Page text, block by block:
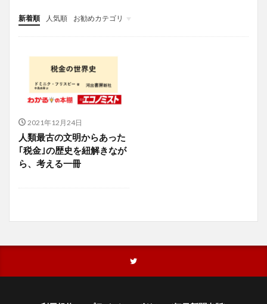
新着順 人気順
お勧めカテゴリ
投稿
学び
マンガ
電子書籍
2021年12月24日
人類最古の文明からあった
｢税金｣の歴史を紐解きなが
ら、考える一冊